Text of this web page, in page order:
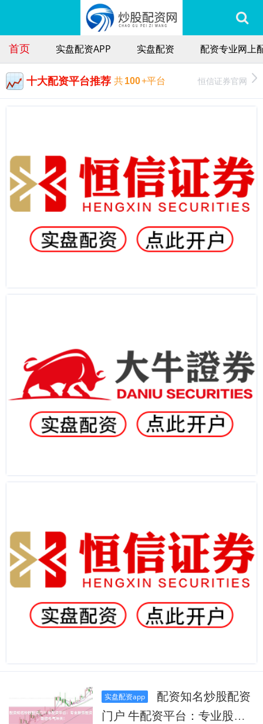
首页 实盘配资APP 实盘配资 配资专业网上
十大配资平台推荐 共100+平台 恒信证券官网
实盘配资app
门户 牛配资平台：专业股票